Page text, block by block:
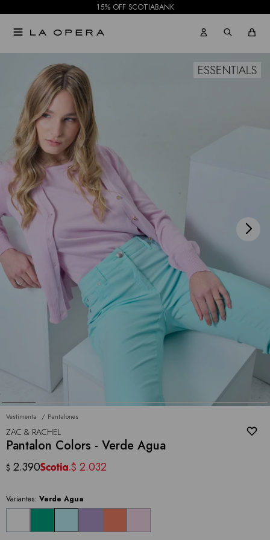
15% OFF SCOTIABANK

Vestimenta Pantalones
ZAC & RACHEL
Pantalon Colors - Verde Agua
$ 2.390 $ 2.032
Variantes: Verde Agua